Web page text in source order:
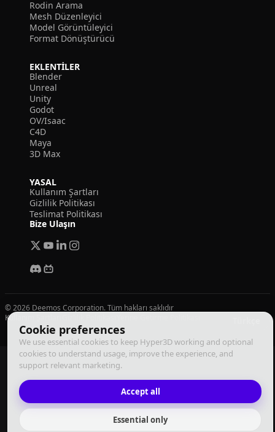
Cookie preferences
We use essential cookies to keep Hyper3D working and optional
cookies to understand usage, improve the experience, and
support relevant marketing.
Accept all
Essential only
Rodin Arama
Mesh Düzenleyici
Model Görüntüleyici
Format Dönüştürücü
EKLENTILER
Blender
Unreal
Unity
Godot
OV/Isaac
C4D
Maya
3D Max
YASAL
Kullanım Şartları
Gizlilik Politikası
Teslimat Politikası
Bize Ulaşın
© 2026 Deemos Corporation. Tüm hakları saklıdır
Kullanım Şartları